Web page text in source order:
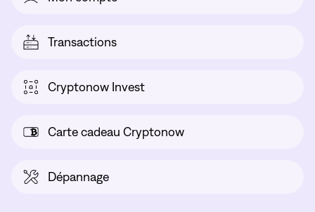
Transactions
Cryptonow Invest
Carte cadeau Cryptonow
Dépannage